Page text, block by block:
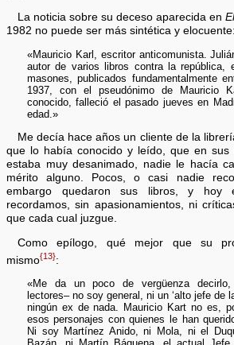
La noticia sobre su deceso aparecida en
1982 no puede ser más sintética y elocuente:
«Mauricio Karl, escritor anticomunista.
autor de varios libros contra la república,
masones, publicados fundamentalmente
1937, con el pseudónimo de Mauricio
conocido, falleció el pasado jueves en
edad.»
Me decía hace años un cliente de la
que lo había conocido y leído, que en sus
estaba muy desanimado, nadie le hacía
mérito alguno. Pocos, o casi nadie
embargo quedaron sus libros, y hoy
recordamos, sin apasionamientos, ni
que cada cual juzgue.
Como epílogo, qué mejor que su
mismo{13}:
«Me da un poco de vergüenza decirlo,
lectores– no soy general, ni un ‘alto jefe de
ningún ex de nada. Mauricio Kart no es,
esos personajes con quienes le han
Ni soy Martínez Anido, ni Mola, ni el